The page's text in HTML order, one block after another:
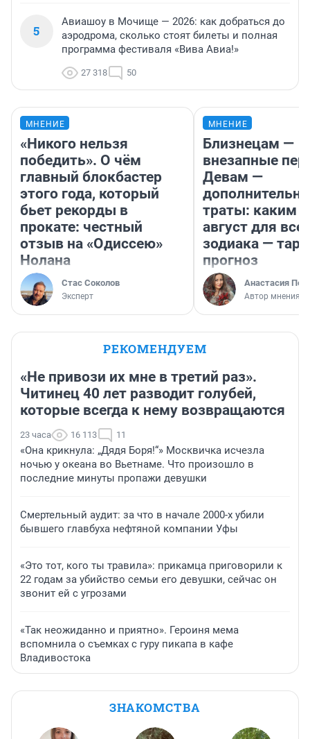
5
Авиашоу в Мочище — 2026: как добраться до
аэродрома, сколько стоят билеты и полная
программа фестиваля «Вива Авиа!»
27 318 50
МНЕНИЕ
«Никого нельзя
победить». О чём
главный блокбастер
этого года, который
бьет рекорды в
прокате: честный
отзыв на «Одиссею»
Нолана
Стас Соколов
Эксперт
МНЕНИЕ
Близнецам —
внезапные
Девам —
траты: каким
август для
зодиака —
прогноз
Анастасия
Автор мнения
РЕКОМЕНДУЕМ
«Не привози их мне в третий раз».
Читинец 40 лет разводит голубей,
которые всегда к нему возвращаются
23 часа 16 113 11
«Она крикнула: „Дядя Боря!“» Москвичка исчезла
ночью у океана во Вьетнаме. Что произошло в
последние минуты пропажи девушки
Смертельный аудит: за что в начале 2000-х убили
бывшего главбуха нефтяной компании Уфы
«Это тот, кого ты травила»: прикамца приговорили к
22 годам за убийство семьи его девушки, сейчас он
звонит ей с угрозами
«Так неожиданно и приятно». Героиня мема
вспомнила о съемках с гуру пикапа в кафе
Владивостока
ЗНАКОМСТВА